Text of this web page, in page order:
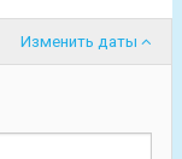
Изменить даты